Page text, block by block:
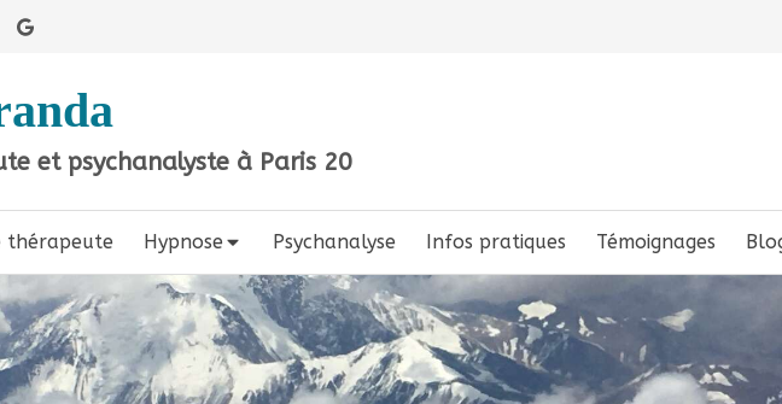
et psychanalyste à Paris 20
thérapeute Hypnose Psychanalyse Infos pratiques Témoignages